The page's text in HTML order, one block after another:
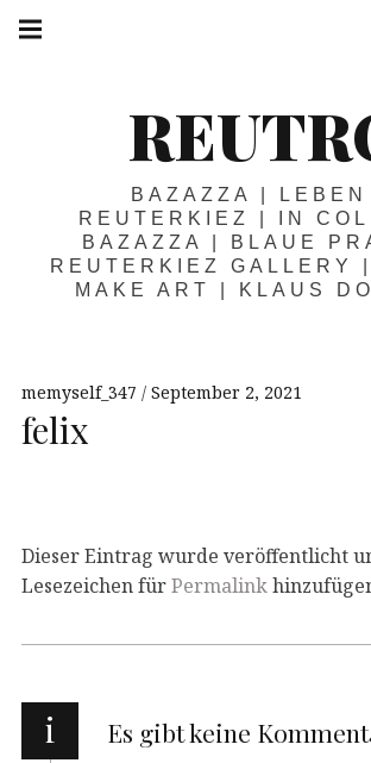
Springe
zum
BAZAZZA | LEBEN
REUTERKIEZ | IN
BAZAZZA | BLAUE
REUTERKIEZ GALLERY
MAKE ART | KLAUS
memyself_347 September 2, 2021
felix
Dieser Eintrag wurde veröffentlicht
Lesezeichen fürPermalink
i Es gibt keine